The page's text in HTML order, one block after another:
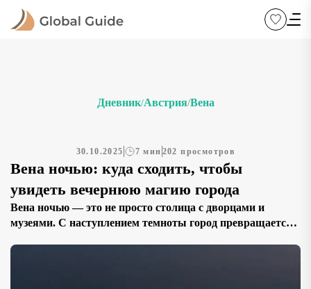
Дневник/Австрия/Вена
30.10.2025 7 мин 202 просмотров
Вена ночью: куда сходить, чтобы
увидеть вечернюю магию города
Вена ночью — это не просто столица с дворцами и
музеями. С наступлением темноты город превращается
тихими площадями, ароматом кофе и звуками стрит-